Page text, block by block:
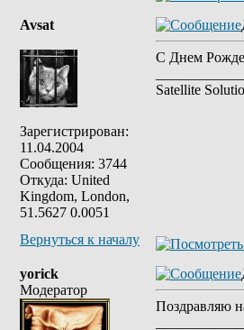
Avsat
Зарегистрирован:
11.04.2004
Сообщения: 3744
Откуда: United
Kingdom, London,
51.5627 0.0051
С Днем
Satellite
Вернуться к началу
yorick
Модератор
Поздравляю